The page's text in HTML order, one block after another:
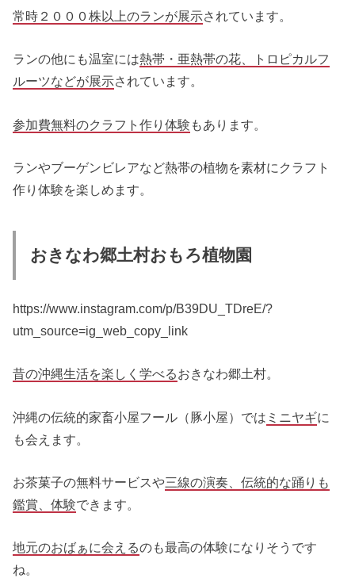
常時２０００株以上のランが展示されています。
ランの他にも温室には熱帯・亜熱帯の花、トロピカルフ
ルーツなどが展示されています。
参加費無料のクラフト作り体験 もあります。
ランやブーゲンビレアなど熱帯の植物を素材にクラフト
作り体験を楽しめます。
おきなわ郷土村おもろ植物園
https://www.instagram.com/p/B39DU_TDreE/?
utm_source=ig_web_copy_link
昔の沖縄生活を楽しく学べるおきなわ郷土村。
沖縄の伝統的家畜小屋フール（豚小屋）では ミニヤギに
も会えます。
お茶菓子の無料サービスや三線の演奏、伝統的な踊りも
鑑賞、体験できます。
地元のおばぁに会えるのも最高の体験になりそうです
ね。